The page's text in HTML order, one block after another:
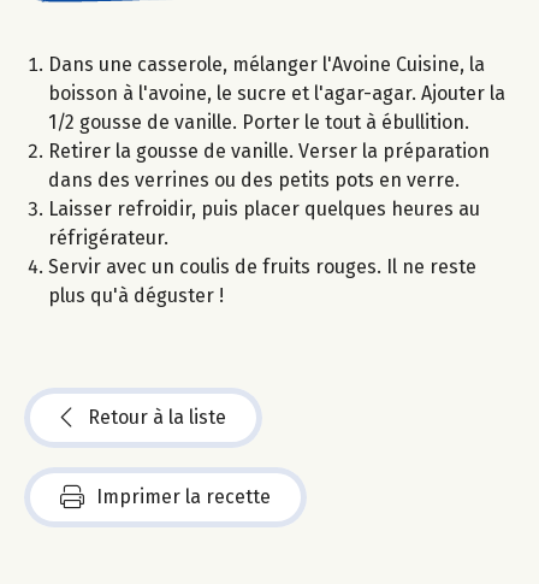
Dans une casserole, mélanger l'Avoine Cuisine, la
boisson à l'avoine, le sucre et l'agar-agar. Ajouter la
1/2 gousse de vanille. Porter le tout à ébullition.
Retirer la gousse de vanille. Verser la préparation
dans des verrines ou des petits pots en verre.
Laisser refroidir, puis placer quelques heures au
réfrigérateur.
Servir avec un coulis de fruits rouges. Il ne reste
plus qu'à déguster !
Retour à la liste
Imprimer la recette